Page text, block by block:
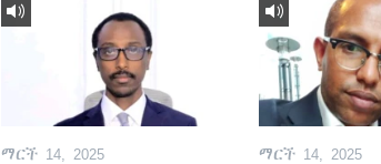
ማርች 14, 2025 ማርች 14, 2025